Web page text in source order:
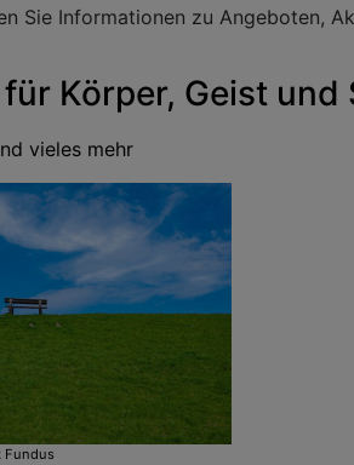
Sie Informationen zu Angeboten,
Körper, Geist und
vieles mehr
Fundus